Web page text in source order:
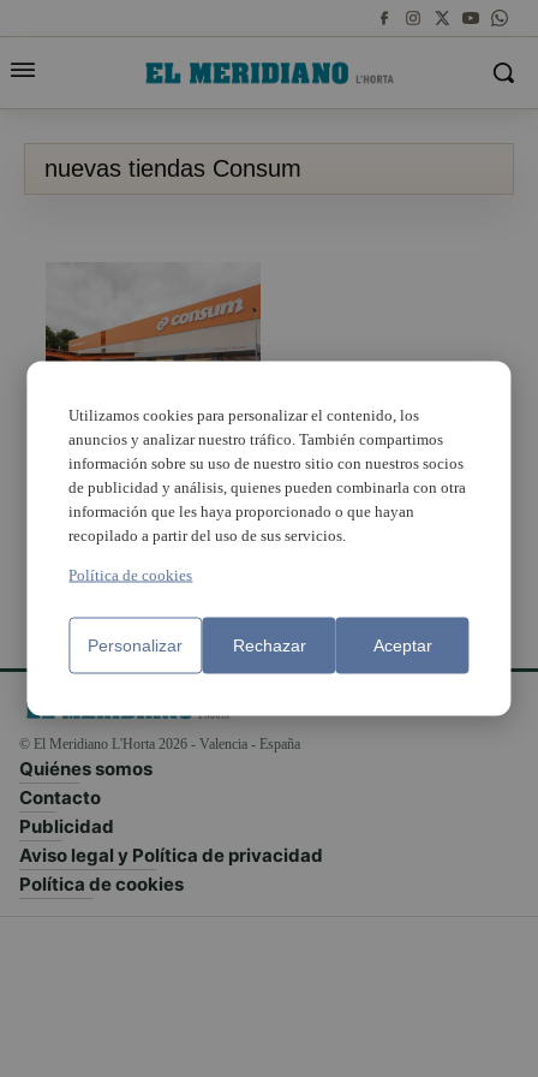
nuevas tiendas Consum
En el 2025 Consum
abrirá nuevas tiendas
en Massanassa, Aldaia
y Alaquàs
© El Meridiano L'Horta 2026 - Valencia - España
Quiénes somos
Contacto
Publicidad
Aviso legal y Política de privacidad
Política de cookies
Utilizamos cookies para personalizar el contenido, los
anuncios y analizar nuestro tráfico. También compartimos
información sobre su uso de nuestro sitio con nuestros socios
de publicidad y análisis, quienes pueden combinarla con otra
información que les haya proporcionado o que hayan
recopilado a partir del uso de sus servicios.
Política de cookies
Personalizar Rechazar Aceptar